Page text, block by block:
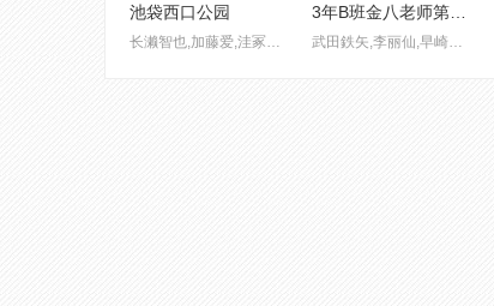
池袋西口公园
长濑智也,加藤爱,洼冢洋介,山下智久,渡边谦,佐藤隆太,妻夫木聪,高桥一生 武田鉄矢,李丽仙,早崎文司